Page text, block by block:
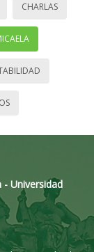
CHARLAS
- Universidad